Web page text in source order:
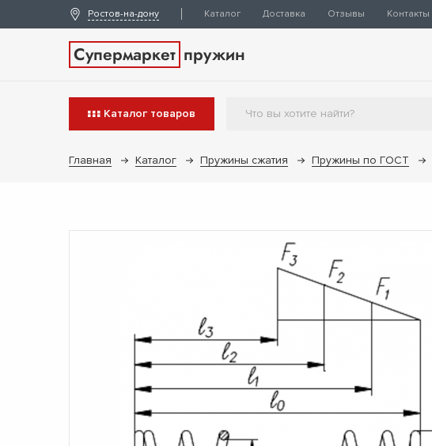
Ростов-на-дону Каталог Доставка Отзывы Контакты
Супермаркет пружин
Каталог товаров
Главная Каталог Пружины сжатия Пружины по ГОСТ